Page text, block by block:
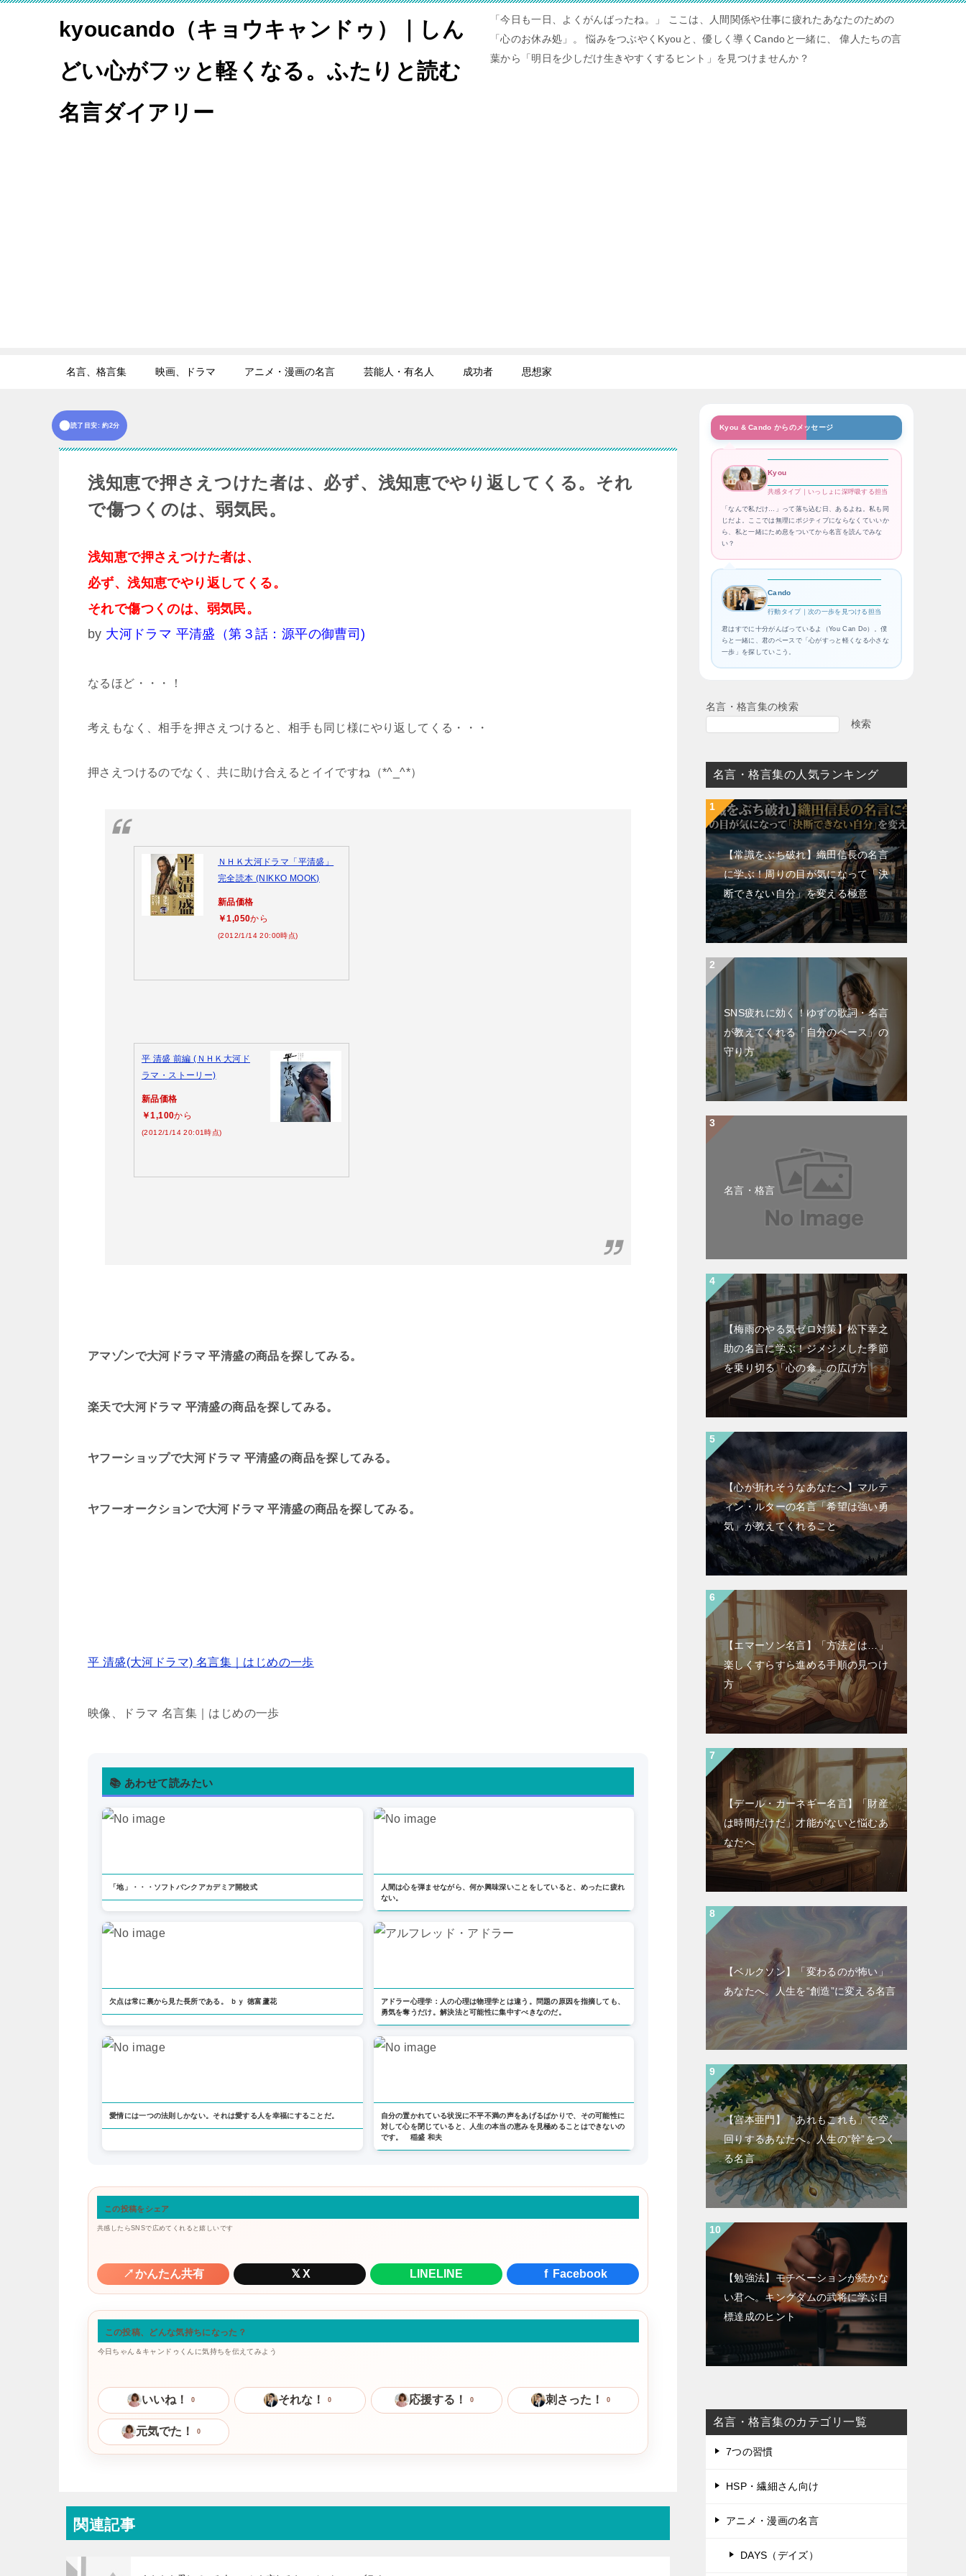
kyoucando（キョウキャンドゥ）｜しん
どい心がフッと軽くなる。ふたりと読む
名言ダイアリー
「今日も一日、よくがんばったね。」 ここは、人間関係や仕事に疲れたあなたのための
「心のお休み処」。 悩みをつぶやくKyouと、優しく導くCandoと一緒に、 偉人たちの言
葉から「明日を少しだけ生きやすくするヒント」を見つけませんか？
名言、格言集 映画、ドラマ アニメ・漫画の名言 芸能人・有名人 成功者 思想家
読了目安: 約2分
浅知恵で押さえつけた者は、必ず、浅知恵でやり返してくる。それ
で傷つくのは、弱気民。
浅知恵で押さえつけた者は、
必ず、浅知恵でやり返してくる。
それで傷つくのは、弱気民。
by 大河ドラマ 平清盛（第３話：源平の御曹司)
なるほど・・・！
考えもなく、相手を押さえつけると、相手も同じ様にやり返してくる・・・
押さえつけるのでなく、共に助け合えるとイイですね（*^_^*）
ＮＨＫ大河ドラマ「平清盛」
完全読本 (NIKKO MOOK)
新品価格
￥1,050から
(2012/1/14 20:00時点)
平 清盛 前編 (ＮＨＫ大河ド
ラマ・ストーリー)
新品価格
￥1,100から
(2012/1/14 20:01時点)
アマゾンで大河ドラマ 平清盛の商品を探してみる。
楽天で大河ドラマ 平清盛の商品を探してみる。
ヤフーショップで大河ドラマ 平清盛の商品を探してみる。
ヤフーオークションで大河ドラマ 平清盛の商品を探してみる。
平 清盛(大河ドラマ) 名言集｜はじめの一歩
映像、ドラマ 名言集｜はじめの一歩
📚 あわせて読みたい
「地」・・・ソフトバンクアカデミア開校式
人間は心を弾ませながら、何か興味深いことをしていると、めったに疲れ
ない。
欠点は常に裏から見た長所である。 ｂｙ 徳富蘆花
アドラー心理学：人の心理は物理学とは違う。問題の原因を指摘しても、
勇気を奪うだけ。解決法と可能性に集中すべきなのだ。
愛情には一つの法則しかない。それは愛する人を幸福にすることだ。
自分の置かれている状況に不平不満の声をあげるばかりで、その可能性に
対して心を閉じていると、人生の本当の恵みを見極めることはできないの
です。 稲盛 和夫
この投稿をシェア
共感したらSNSで広めてくれると嬉しいです
↗ かんたん共有 𝕏 X LINE LINE f Facebook
この投稿、どんな気持ちになった？
今日ちゃん＆キャンドゥくんに気持ちを伝えてみよう
いいね！ 0 それな！ 0 応援する！ 0 刺さった！ 0
元気でた！ 0
関連記事
Kyou & Cando からのメッセージ
Kyou
共感タイプ｜いっしょに深呼吸する担当
「なんで私だけ…」って落ち込む日、あるよね。私も同
じだよ。ここでは無理にポジティブにならなくていいか
ら、私と一緒にため息をついてから名言を読んでみな
い？
Cando
行動タイプ｜次の一歩を見つける担当
君はすでに十分がんばっているよ（You Can Do）。僕
らと一緒に、君のペースで「心がすっと軽くなる小さな
一歩」を探していこう。
名言・格言集の検索
検索
名言・格言集の人気ランキング
【常識をぶち破れ】織田信長の名言
に学ぶ！周りの目が気になって「決
断できない自分」を変える極意
SNS疲れに効く！ゆずの歌詞・名言
が教えてくれる「自分のペース」の
守り方
名言・格言
【梅雨のやる気ゼロ対策】松下幸之
助の名言に学ぶ！ジメジメした季節
を乗り切る「心の傘」の広げ方
【心が折れそうなあなたへ】マルテ
ィン・ルターの名言「希望は強い勇
気」が教えてくれること
【エマーソン名言】「方法とは…」
楽しくすらすら進める手順の見つけ
方
【デール・カーネギー名言】「財産
は時間だけだ」才能がないと悩むあ
なたへ
【ベルクソン】「変わるのが怖い」
あなたへ。人生を“創造”に変える名言
【宮本亜門】「あれもこれも」で空
回りするあなたへ。人生の“幹”をつく
る名言
【勉強法】モチベーションが続かな
い君へ。キングダムの武将に学ぶ目
標達成のヒント
名言・格言集のカテゴリ一覧
7つの習慣
HSP・繊細さん向け
アニメ・漫画の名言
DAYS（デイズ）